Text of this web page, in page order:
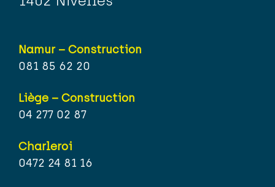
Namur – Construction
081 85 62 20
Liège – Construction
04 277 02 87
Charleroi
0472 24 81 16